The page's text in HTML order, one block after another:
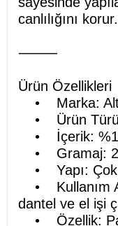
canlılığını korur.
⸻
Ürün Özellikleri
• Marka:
• Ürün Türü:
• İçerik:
• Gramaj:
• Yapı: Çok
• Kullanım
dantel ve el işi
• Özellik: